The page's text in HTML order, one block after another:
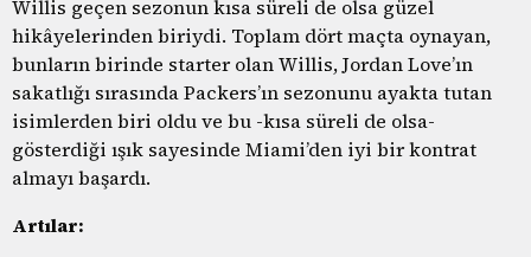
Willis geçen sezonun kısa süreli de olsa güzel
hikâyelerinden biriydi. Toplam dört maçta oynayan,
bunların birinde starter olan Willis, Jordan Love’ın
sakatlığı sırasında Packers’ın sezonunu ayakta tutan
isimlerden biri oldu ve bu -kısa süreli de olsa-
gösterdiği ışık sayesinde Miami’den iyi bir kontrat
almayı başardı.
Artılar: